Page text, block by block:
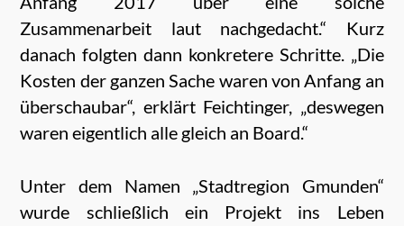
Zusammenarbeit laut nachgedacht.“ Kurz
danach folgten dann konkretere Schritte. „Die
Kosten der ganzen Sache waren von Anfang an
überschaubar“, erklärt Feichtinger, „deswegen
waren eigentlich alle gleich an Board.“
Unter dem Namen „Stadtregion Gmunden“
wurde schließlich ein Projekt ins Leben